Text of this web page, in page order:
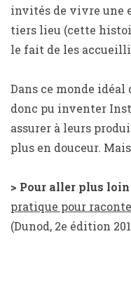
invités de vivre une
tiers lieu (cette
le fait de les
Dans ce monde
donc pu inventer
assurer à leurs
plus en douceur.
> Pour aller plus loin
pratique pour
(Dunod, 2e édition